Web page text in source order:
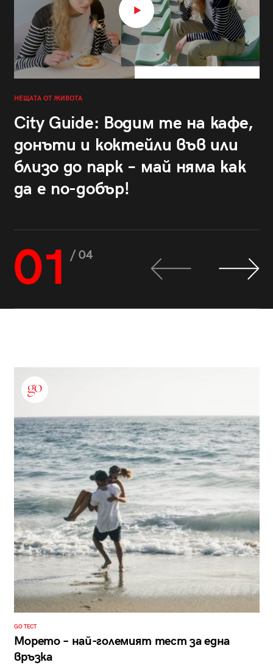
НЕЩАТА ОТ ЖИВОТА
City Guide: Водим те на кафе,
донъти и коктейли във или
близо до парк – май няма как
да е по-добър!
01 / 04
GO ТЕСТ
Морето – най-големият тест за една
връзка